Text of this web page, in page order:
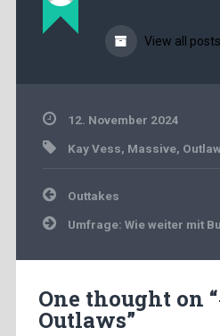
View all
12. November 2024
Kay Vess, Massive,
Beitragsnavigation
Outtakes
Umfrage: Wie weiter mit
One thought on “
Outlaws”